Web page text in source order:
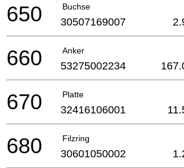
Buchse
650 30507169007
Anker
660 53275002234
Platte
670 32416106001
Filzring
680 30601050002